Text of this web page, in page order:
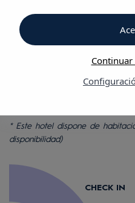
mobiliario e imagen. Nos
ponemos a tu disposición
las habitaciones twin chill out.
* Este hotel dispone de
disponibilidad)
CHECK IN